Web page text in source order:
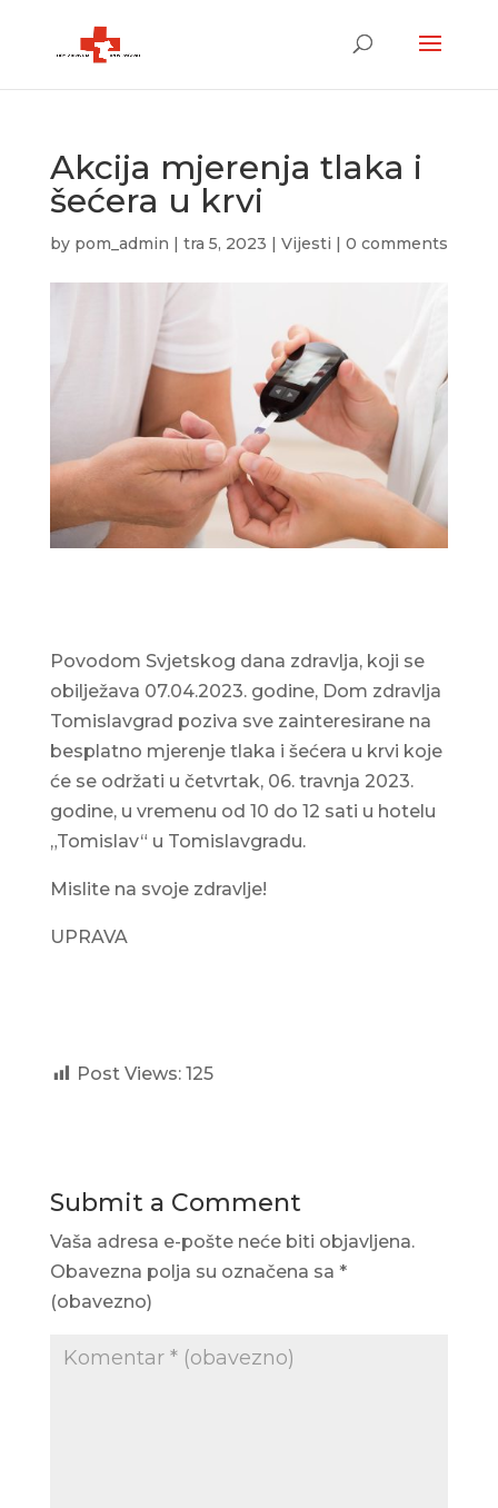
Akcija mjerenja tlaka i
šećera u krvi
by pom_admin | tra 5, 2023 | Vijesti | 0 comments
Povodom Svjetskog dana zdravlja, koji se
obilježava 07.04.2023. godine, Dom zdravlja
Tomislavgrad poziva sve zainteresirane na
besplatno mjerenje tlaka i šećera u krvi koje
će se održati u četvrtak, 06. travnja 2023.
godine, u vremenu od 10 do 12 sati u hotelu
„Tomislav“ u Tomislavgradu.
Mislite na svoje zdravlje!
UPRAVA
Post Views: 125
Submit a Comment
Vaša adresa e-pošte neće biti objavljena.
Obavezna polja su označena sa *
(obavezno)